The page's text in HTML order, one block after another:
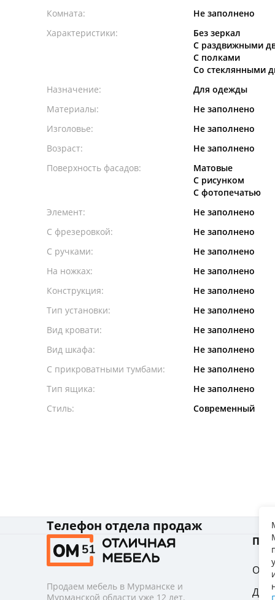
Комната:
Не заполнено
Характеристики:
Без зеркал
С раздвижными
С полками
Со стеклянными
Назначение:
Для одежды
Материалы:
Не заполнено
Изголовье:
Не заполнено
Возраст:
Не заполнено
Поверхность фасадов:
Матовые
С рисунком
С фотопечатью
Элемент:
Не заполнено
С фрезеровкой:
Не заполнено
С ручками:
Не заполнено
На ножках:
Не заполнено
Конструкция:
Не заполнено
Тип установки:
Не заполнено
Вид кровати:
Не заполнено
Вид шкафа:
Не заполнено
С прикроватными тумбами:
Не заполнено
Тип ящика:
Не заполнено
Стиль:
Современный
Телефон отдела продаж
Продаем мебель в Мурманске и
Мурманской области уже 12 лет.